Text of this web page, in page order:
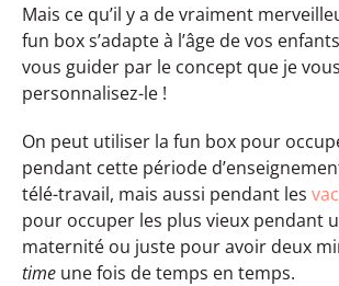
Mais ce qu’il y a de vraiment
fun box s’adapte à l’âge de vos
vous guider par le concept que je
personnalisez-le !
On peut utiliser la fun box pour
pendant cette période
télé-travail, mais aussi pendant les
pour occuper les plus vieux pendant
maternité ou juste pour avoir deux
time une fois de temps en temps.